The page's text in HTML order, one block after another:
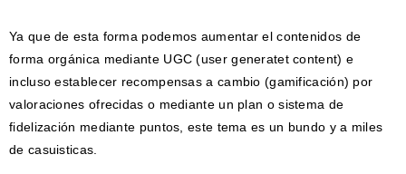
Ya que de esta forma podemos aumentar el contenidos de
forma orgánica mediante UGC (user generatet content) e
incluso establecer recompensas a cambio (gamificación) por
valoraciones ofrecidas o mediante un plan o sistema de
fidelización mediante puntos, este tema es un bundo y a miles
de casuisticas.